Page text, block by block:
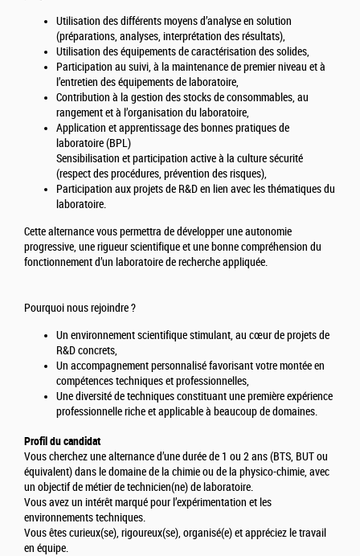
Utilisation des différents moyens d’analyse en solution
(préparations, analyses, interprétation des résultats),
Utilisation des équipements de caractérisation des solides,
Participation au suivi, à la maintenance de premier niveau et à
l’entretien des équipements de laboratoire,
Contribution à la gestion des stocks de consommables, au
rangement et à l’organisation du laboratoire,
Application et apprentissage des bonnes pratiques de
laboratoire (BPL)
Sensibilisation et participation active à la culture sécurité
(respect des procédures, prévention des risques),
Participation aux projets de R&D en lien avec les thématiques du
laboratoire.
Cette alternance vous permettra de développer une autonomie
progressive, une rigueur scientifique et une bonne compréhension du
fonctionnement d’un laboratoire de recherche appliquée.
Pourquoi nous rejoindre ?
Un environnement scientifique stimulant, au cœur de projets de
R&D concrets,
Un accompagnement personnalisé favorisant votre montée en
compétences techniques et professionnelles,
Une diversité de techniques constituant une première expérience
professionnelle riche et applicable à beaucoup de domaines.
Profil du candidat
Vous cherchez une alternance d’une durée de 1 ou 2 ans (BTS, BUT ou
équivalent) dans le domaine de la chimie ou de la physico-chimie, avec
un objectif de métier de technicien(ne) de laboratoire.
Vous avez un intérêt marqué pour l’expérimentation et les
environnements techniques.
Vous êtes curieux(se), rigoureux(se), organisé(e) et appréciez le travail
en équipe.